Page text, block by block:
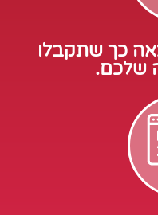
כך שתקבלו
שלכם.